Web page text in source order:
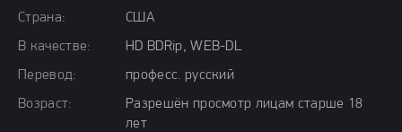
Страна:
США
В качестве:
HD BDRip, WEB-DL
Перевод:
професс. русский
Возраст:
Разрешён просмотр лицам старше 18
лет